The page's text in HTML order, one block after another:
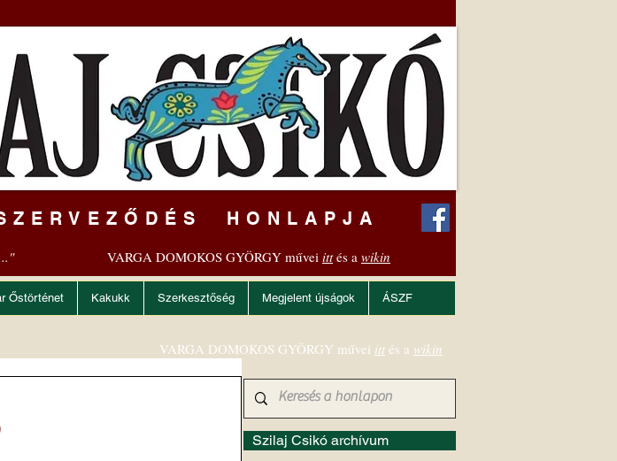
HONLAPJA
VARGA DOMOKOS GYÖRGY művei ittés a wikin
Őstörténet Kakukk Szerkesztőség Megjelent újságok ÁSZF
Szilaj Csikó archívum
VARGA DOMOKOS GYÖRGY művei itt és a wikin